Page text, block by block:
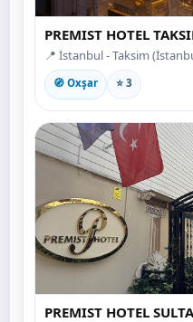
PREMIST HOTEL
📍 İstanbul - Taksim
🧭 Oxşar ⭐ 3
PREMIST HOTEL